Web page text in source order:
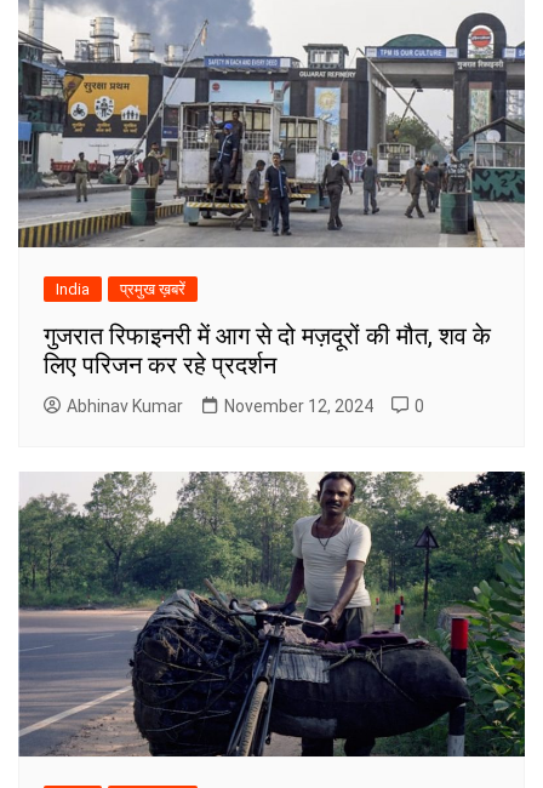
India प्रमुख ख़बरें
गुजरात रिफाइनरी में आग से दो मज़दूरों की मौत, शव के
लिए परिजन कर रहे प्रदर्शन
Abhinav Kumar November 12, 2024 0